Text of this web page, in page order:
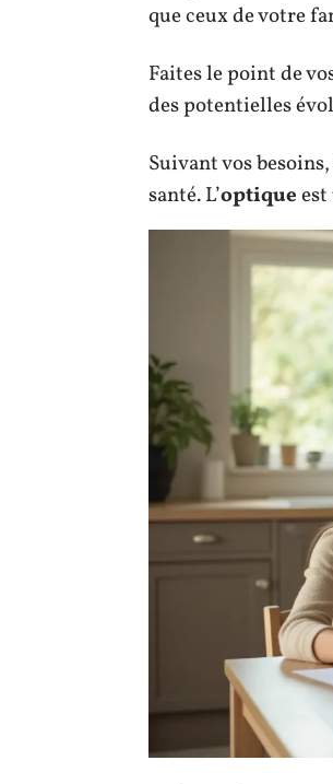
que ceux de votre
Faites le point de
des potentielles
Suivant vos
santé. L’optique